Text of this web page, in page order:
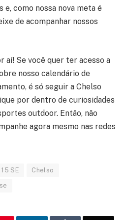
como nossa nova meta é
de acompanhar nossos
aí! Se você quer ter acesso a
nosso calendário de
é só seguir a Chelso
por dentro de curiosidades
outdoor. Então, não
agora mesmo nas redes
SE Chelso